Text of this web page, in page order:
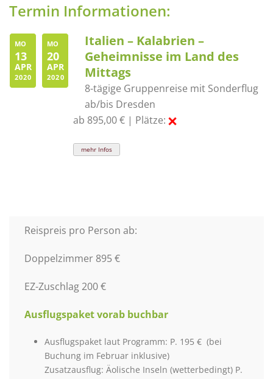
Termin Informationen:
MO
13
APR
2020
MO
20
APR
2020
Italien – Kalabrien –
Geheimnisse im Land des
Mittags
8-tägige Gruppenreise mit Sonderflug
ab/bis Dresden
ab 895,00 € | Plätze:
mehr Infos
Reispreis pro Person ab:
Doppelzimmer 895 €
EZ-Zuschlag 200 €
Ausflugspaket vorab buchbar
Ausflugspaket laut Programm: P. 195 € (bei
Buchung im Februar inklusive)
Zusatzausflug: Äolische Inseln (wetterbedingt) P.